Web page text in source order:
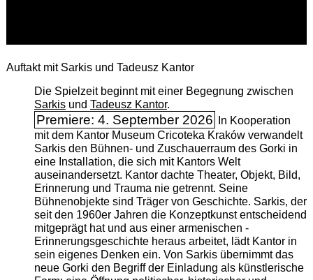
Auftakt mit Sarkis und Tadeusz Kantor
Die Spielzeit beginnt mit einer Begegnung zwischen
Sarkisund Tadeusz Kantor.
Premiere: 4. September 2026
In Kooperation
mit dem Kantor Museum Cricoteka Kraków verwandelt
Sarkis den Bühnen- und Zuschauerraum des Gorki in
eine Installation, die sich mit Kantors Welt
auseinandersetzt. Kantor dachte Theater, Objekt, Bild,
Erinnerung und Trauma nie getrennt. Seine
Bühnenobjekte sind Träger von Geschichte. Sarkis, der
seit den 1960er Jahren die Konzeptkunst entscheidend
mitgeprägt hat und aus einer armenischen ­
Erinnerungsgeschichte heraus arbeitet, lädt Kantor in
sein eigenes Denken ein. Von Sarkis übernimmt das
neue Gorki den Begriff der Einladung als künstlerische